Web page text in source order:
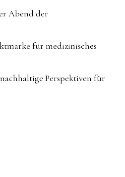
Abend der
für medizinisches
Perspektiven für